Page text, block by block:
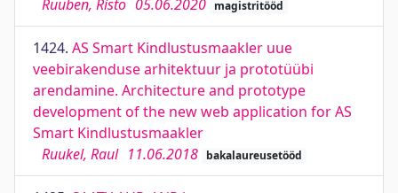
Ruuben, Risto 05.06.2020 magistritööd
1424. AS Smart Kindlustusmaakler uue
veebirakenduse arhitektuur ja prototüübi
arendamine. Architecture and prototype
development of the new web application for AS
Smart Kindlustusmaakler
Ruukel, Raul 11.06.2018 bakalaureusetööd